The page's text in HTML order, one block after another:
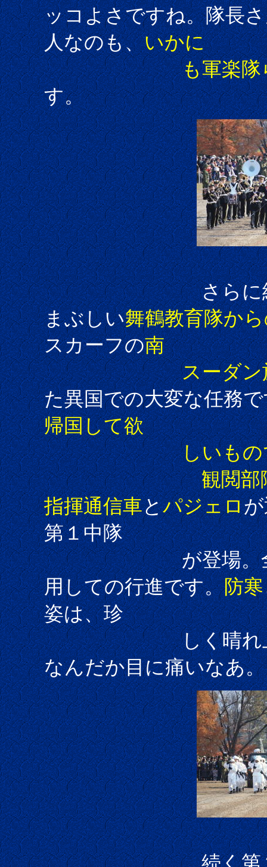
ッコよさですね。隊長
人なのも、いかに
も軍楽隊らし
す。
さらに純白の手
まぶしい舞鶴教育隊か
スカーフの南
スーダン施設
た異国での大変な任務
帰国して欲
しいもので
観閲部
指揮通信車とパジェロ
第１中隊
が登場。
用しての行進です。防寒
姿は、珍
しく晴れ上がっ
なんだか目に痛いなあ。
続く第